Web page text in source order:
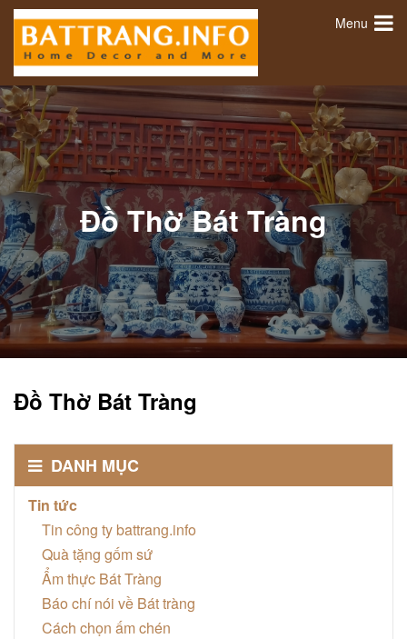
Menu
Đồ Thờ Bát Tràng
Đồ Thờ Bát Tràng
DANH MỤC
Tin tức
Tin công ty battrang.info
Quà tặng gốm sứ
Ẩm thực Bát Tràng
Báo chí nói về Bát tràng
Cách chọn ấm chén